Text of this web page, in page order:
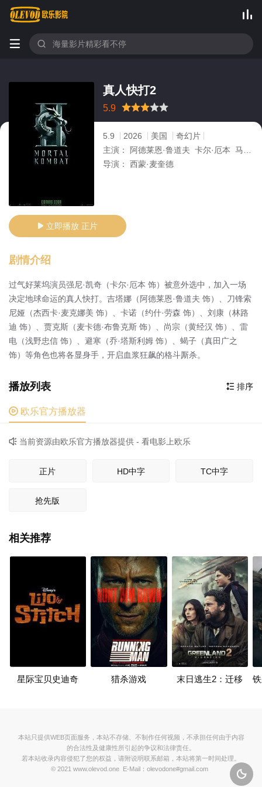

 
真人快打2
5.9
很差 推荐力荐
5.9 2026 美国
奇幻片
主演：
阿德莱恩·鲁道夫 卡尔·厄本 马丁·福特 塔蒂·加布里埃 杰西卡·麦克娜美
导演：
西蒙·麦奎德
 立即播放 正片
剧情介绍
过气好莱坞演员强尼·凯奇（卡尔·厄本 饰）被意外选中，加入一场
决定地球命运的真人快打。吉塔娜（阿德莱恩·鲁道夫 饰）、刀锋索
尼娅（杰西卡·麦克娜美 饰）、卡诺（约什·劳森 饰）、刘康（林路
迪 饰）、贾克斯（麦卡德·布鲁克斯 饰）、尚宗（黄经汉 饰）、雷
电（浅野忠信 饰）、避寒（乔·塔斯利姆 饰）、蝎子（真田广之
饰）等角色也将各显身手，开启血浆狂飙的格斗厮杀。
 排序
播放列表
 欧乐官方播放器
 当前资源由欧乐官方播放器提供 - 看电影上欧乐
正片 HD中字 TC中字
抢先版
相关推荐
星际宝贝史迪奇 猎杀游戏 末日逃生2：迁移

本站只提供WEB页面服务，本站不存储、不制作任何视频，不承担任何由于内容
的合法性及健康性所引起的争议和法律责任。
若本站收录内容侵犯了您的权益，请附说明联系邮箱，本站将第一时间处理。
© 2021 www.olevod.one E-Mail：olevodone#gmail.com